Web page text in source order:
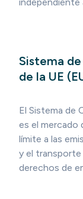
Sistema
de la UE
El Sistema de
es el mercado
límite a las
y el transporte
derechos de